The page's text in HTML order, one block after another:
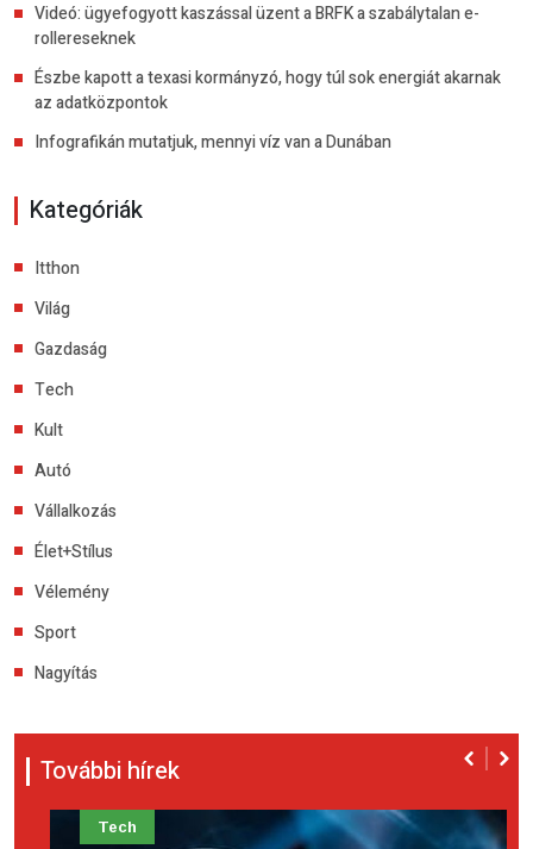
Videó: ügyefogyott kaszással üzent a BRFK a szabálytalan e-
rollereseknek
Észbe kapott a texasi kormányzó, hogy túl sok energiát akarnak
az adatközpontok
Infografikán mutatjuk, mennyi víz van a Dunában
Kategóriák
Itthon
Világ
Gazdaság
Tech
Kult
Autó
Vállalkozás
Élet+Stílus
Vélemény
Sport
Nagyítás
További hírek
Tech